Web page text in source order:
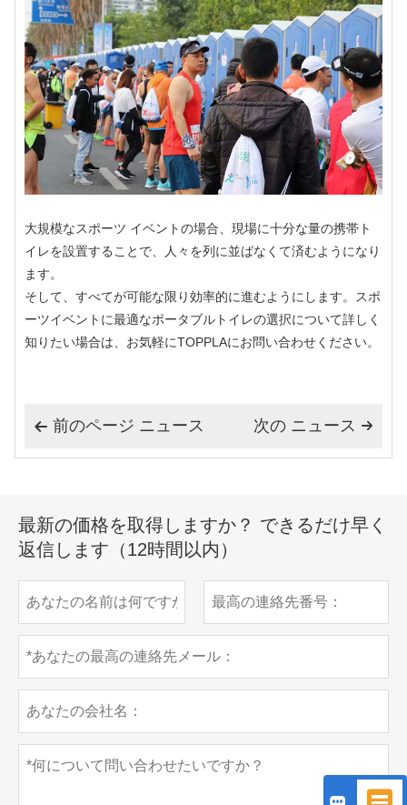
大規模なスポーツ イベントの場合、現場に十分な量の携帯ト
イレを設置することで、人々を列に並ばなくて済むようになり
ます。
そして、すべてが可能な限り効率的に進むようにします。スポ
ーツイベントに最適なポータブルトイレの選択について詳しく
知りたい場合は、お気軽にTOPPLAにお問い合わせください。
 前のページ ニュース 
次の ニュース
最新の価格を取得しますか？ できるだけ早く
返信します（12時間以内）